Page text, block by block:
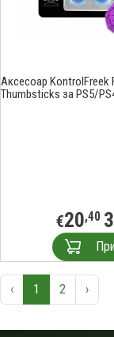
Аксесоар KontrolFreek
Thumbsticks за PS5/
€20,40
‹ 1 2 ›